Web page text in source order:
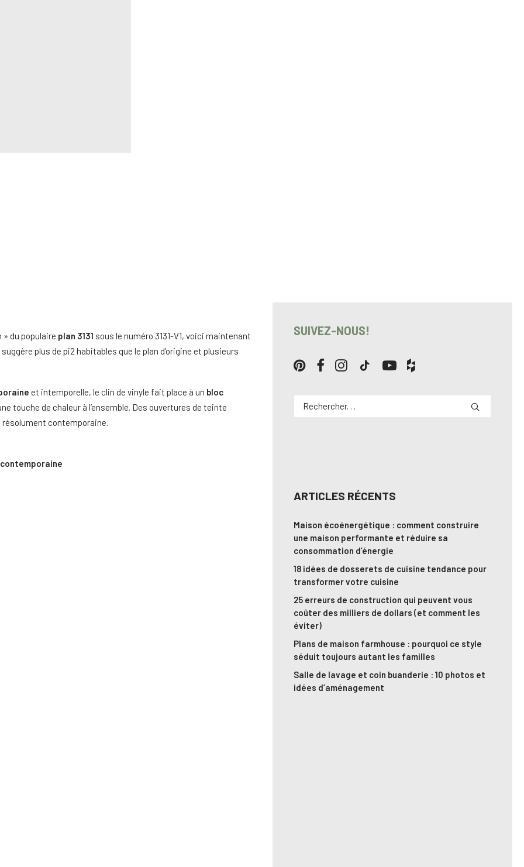
du populaire plan 3131 sous le numéro 3131-V1, voici maintenant
plus de pi2 habitables que le plan d’origine et plusieurs
et intemporelle, le clin de vinyle fait place à un bloc
touche de chaleur à l’ensemble. Des ouvertures de teinte
contemporaine.
SUIVEZ-NOUS!
ARTICLES RÉCENTS
Maison écoénergétique : comment construire
une maison performante et réduire sa
consommation d’énergie
18 idées de dosserets de cuisine tendance pour
transformer votre cuisine
25 erreurs de construction qui peuvent vous
coûter des milliers de dollars (et comment les
éviter)
Plans de maison farmhouse : pourquoi ce style
séduit toujours autant les familles
Salle de lavage et coin buanderie : 10 photos et
idées d’aménagement